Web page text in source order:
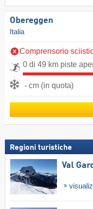
Obereggen
Italia
Comprensorio
0 di 49 km piste
- cm (in quota)
Regioni turistiche
Val